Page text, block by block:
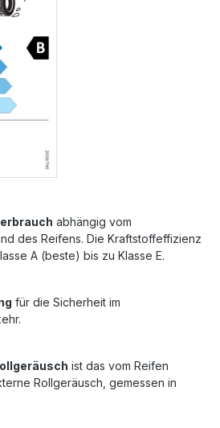
abhängig vom
des Reifens. Die Kraftstoffeffizienz
A (beste) bis zu Klasse E.
für die Sicherheit im
ist das vom Reifen
Rollgeräusch, gemessen in